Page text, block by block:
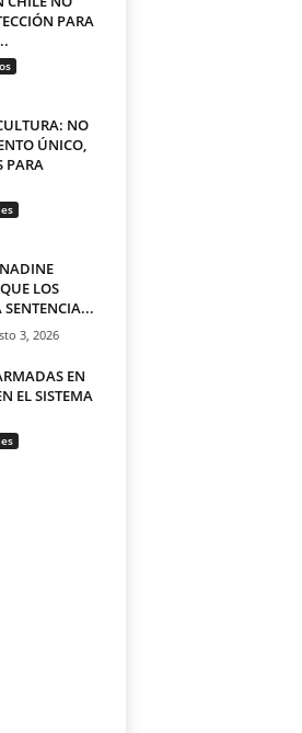
PARA
NO
ÚNICO,
PARA
LOS
SENTENCIA...
3, 2026
EN
EL SISTEMA